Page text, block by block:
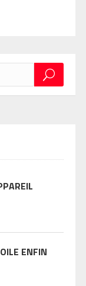
ENFIN